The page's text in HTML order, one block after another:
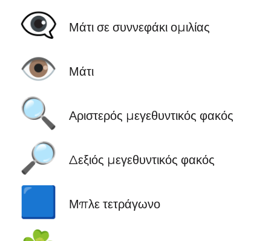
👁️‍🗨️ Μάτι σε συννεφάκι ομιλίας
👁️ Μάτι
🔍 Αριστερός μεγεθυντικός φακός
🔎 Δεξιός μεγεθυντικός φακός
🟦 Μπλε τετράγωνο